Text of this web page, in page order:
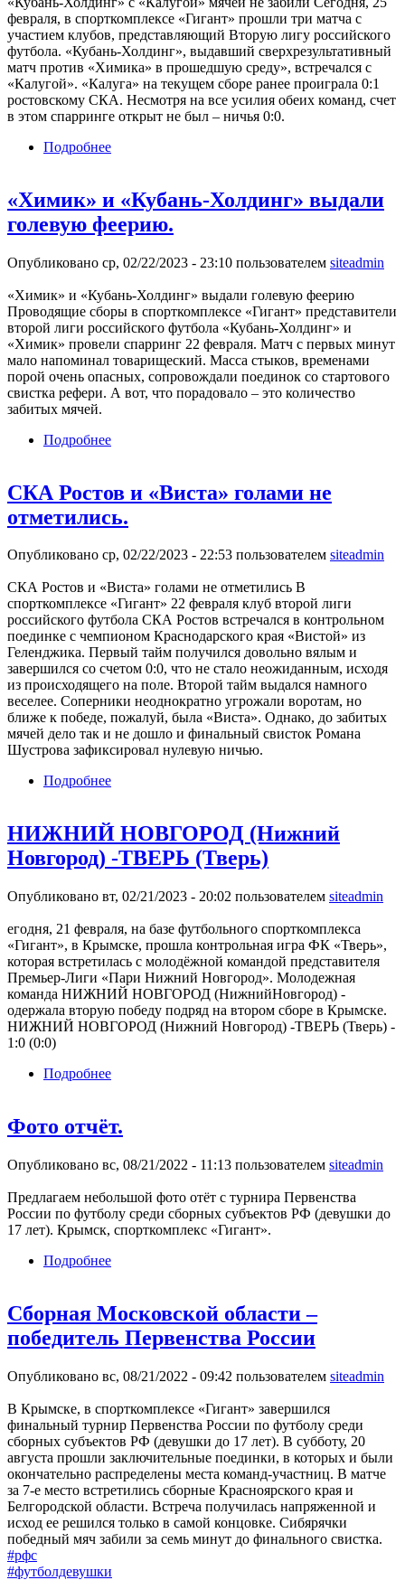
февраля, в спорткомплексе «Гигант» прошли три матча с
участием клубов, представляющий Вторую лигу российского
футбола. «Кубань-Холдинг», выдавший сверхрезультативный
матч против «Химика» в прошедшую среду», встречался с
«Калугой». «Калуга» на текущем сборе ранее проиграла 0:1
ростовскому СКА. Несмотря на все усилия обеих команд, счет
в этом спарринге открыт не был – ничья 0:0.
Подробнее
«Химик» и «Кубань-Холдинг» выдали
голевую феерию.
Опубликовано ср, 02/22/2023 - 23:10 пользователем siteadmin
«Химик» и «Кубань-Холдинг» выдали голевую феерию
Проводящие сборы в спорткомплексе «Гигант» представители
второй лиги российского футбола «Кубань-Холдинг» и
«Химик» провели спарринг 22 февраля. Матч с первых минут
мало напоминал товарищеский. Масса стыков, временами
порой очень опасных, сопровождали поединок со стартового
свистка рефери. А вот, что порадовало – это количество
забитых мячей.
Подробнее
СКА Ростов и «Виста» голами не
отметились.
Опубликовано ср, 02/22/2023 - 22:53 пользователем siteadmin
СКА Ростов и «Виста» голами не отметились В
спорткомплексе «Гигант» 22 февраля клуб второй лиги
российского футбола СКА Ростов встречался в контрольном
поединке с чемпионом Краснодарского края «Вистой» из
Геленджика. Первый тайм получился довольно вялым и
завершился со счетом 0:0, что не стало неожиданным, исходя
из происходящего на поле. Второй тайм выдался намного
веселее. Соперники неоднократно угрожали воротам, но
ближе к победе, пожалуй, была «Виста». Однако, до забитых
мячей дело так и не дошло и финальный свисток Романа
Шустрова зафиксировал нулевую ничью.
Подробнее
НИЖНИЙ НОВГОРОД (Нижний
Новгород) -ТВЕРЬ (Тверь)
Опубликовано вт, 02/21/2023 - 20:02 пользователем siteadmin
егодня, 21 февраля, на базе футбольного спорткомплекса
«Гигант», в Крымске, прошла контрольная игра ФК «Тверь»,
которая встретилась с молодёжной командой представителя
Премьер-Лиги «Пари Нижний Новгород». Молодежная
команда НИЖНИЙ НОВГОРОД (НижнийНовгород) -
одержала вторую победу подряд на втором сборе в Крымске.
НИЖНИЙ НОВГОРОД (Нижний Новгород) -ТВЕРЬ (Тверь) -
1:0 (0:0)
Подробнее
Фото отчёт.
Опубликовано вс, 08/21/2022 - 11:13 пользователем siteadmin
Предлагаем небольшой фото отёт с турнира Первенства
России по футболу среди сборных субъектов РФ (девушки до
17 лет). Крымск, спорткомплекс «Гигант».
Подробнее
Сборная Московской области –
победитель Первенства России
Опубликовано вс, 08/21/2022 - 09:42 пользователем siteadmin
В Крымске, в спорткомплексе «Гигант» завершился
финальный турнир Первенства России по футболу среди
сборных субъектов РФ (девушки до 17 лет). В субботу, 20
августа прошли заключительные поединки, в которых и были
окончательно распределены места команд-участниц. В матче
за 7-е место встретились сборные Красноярского края и
Белгородской области. Встреча получилась напряженной и
исход ее решился только в самой концовке. Сибярячки
победный мяч забили за семь минут до финального свистка.
#рфс
#футболдевушки